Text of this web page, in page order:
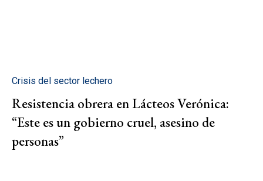
Crisis del sector lechero
Resistencia obrera en Lácteos Verónica:
“Este es un gobierno cruel, asesino de
personas”